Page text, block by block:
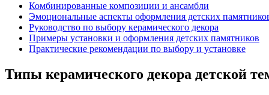
Комбинированные композиции и ансамбли
Эмоциональные аспекты оформления детских
Руководство по выбору керамического декора
Примеры установки и оформления детских памятников
Практические рекомендации по выбору и установке
Типы керамического декора детской